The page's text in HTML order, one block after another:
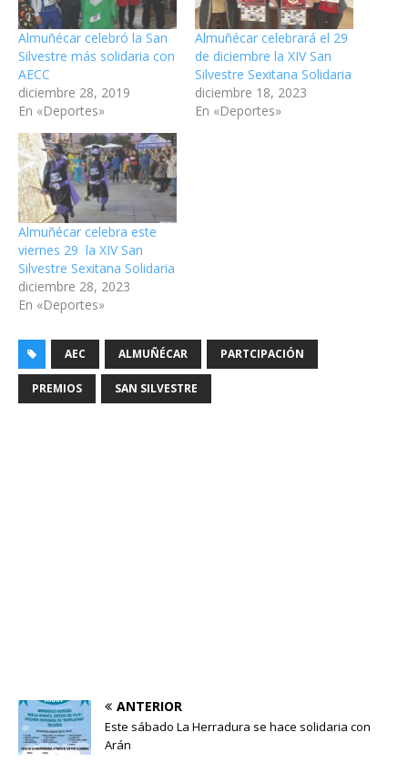
Almuñécar celebró la San
Silvestre más solidaria con
AECC
diciembre 28, 2019
En «Deportes»
Almuñécar celebrará el 29
de diciembre la XIV San
Silvestre Sexitana Solidaria
diciembre 18, 2023
En «Deportes»
Almuñécar celebra este
viernes 29 la XIV San
Silvestre Sexitana Solidaria
diciembre 28, 2023
En «Deportes»
AEC ALMUÑÉCAR PARTCIPACIÓN
PREMIOS SAN SILVESTRE
ANTERIOR
Este sábado La Herradura se hace solidaria con
Arán